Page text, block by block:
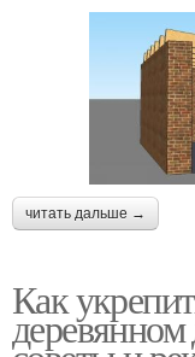
читать дальше →
Как